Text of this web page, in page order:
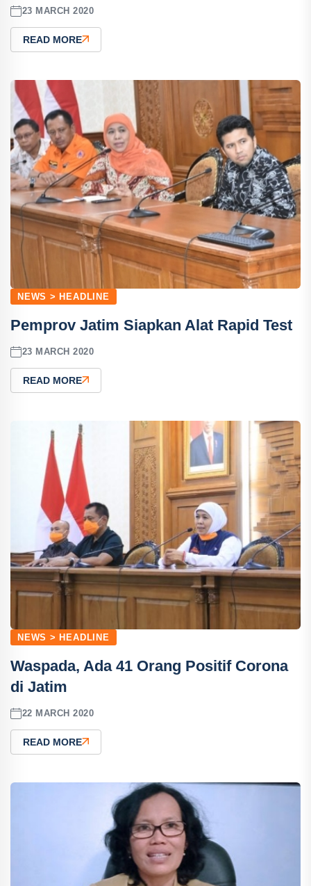
23 MARCH 2020
READ MORE
NEWS > HEADLINE
Pemprov Jatim Siapkan Alat Rapid Test
23 MARCH 2020
READ MORE
NEWS > HEADLINE
Waspada, Ada 41 Orang Positif Corona
di Jatim
22 MARCH 2020
READ MORE